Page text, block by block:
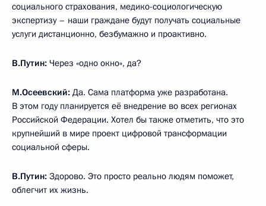
социального страхования, медико-социологическую
экспертизу – наши граждане будут получать социальные
услуги дистанционно, безбумажно и проактивно.
В.Путин: Через «одно окно», да?
М.Осеевский: Да. Сама платформа уже разработана.
В этом году планируется её внедрение во всех регионах
Российской Федерации. Хотел бы также отметить, что это
крупнейший в мире проект цифровой трансформации
социальной сферы.
В.Путин: Здорово. Это просто реально людям поможет,
облегчит их жизнь.